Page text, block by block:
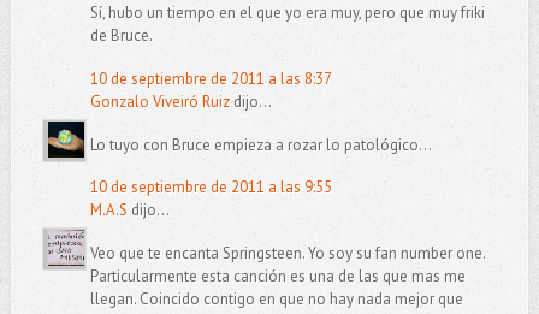
Sí, hubo un tiempo en el que yo era muy, pero que muy friki
de Bruce.
10 de septiembre de 2011 a las 8:37
Gonzalo Viveiró Ruizdijo...
Lo tuyo con Bruce empieza a rozar lo patológico...
10 de septiembre de 2011 a las 9:55
M.A.S dijo...
Veo que te encanta Springsteen. Yo soy su fan number one.
Particularmente esta canción es una de las que mas me
llegan. Coincido contigo en que no hay nada mejor que